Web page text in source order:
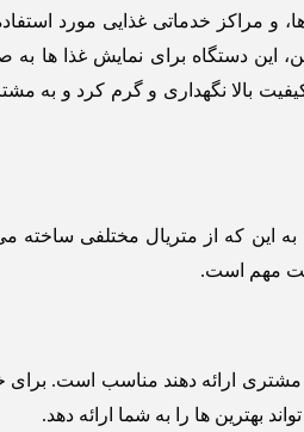
این دستگاه‌ برای نمایش غذا ها
های غذایی و با کیفیت بالا نگهداری و گرم
این دستگاه با توجه به این که از متریال
مهم است.
بهترین ها را به شما ارائه دهد.